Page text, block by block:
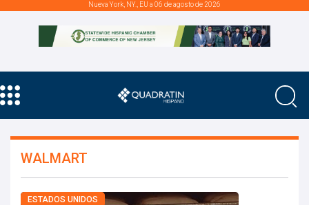
Nueva York, NY., EU a 06 de agosto de 2026
WALMART
ESTADOS UNIDOS